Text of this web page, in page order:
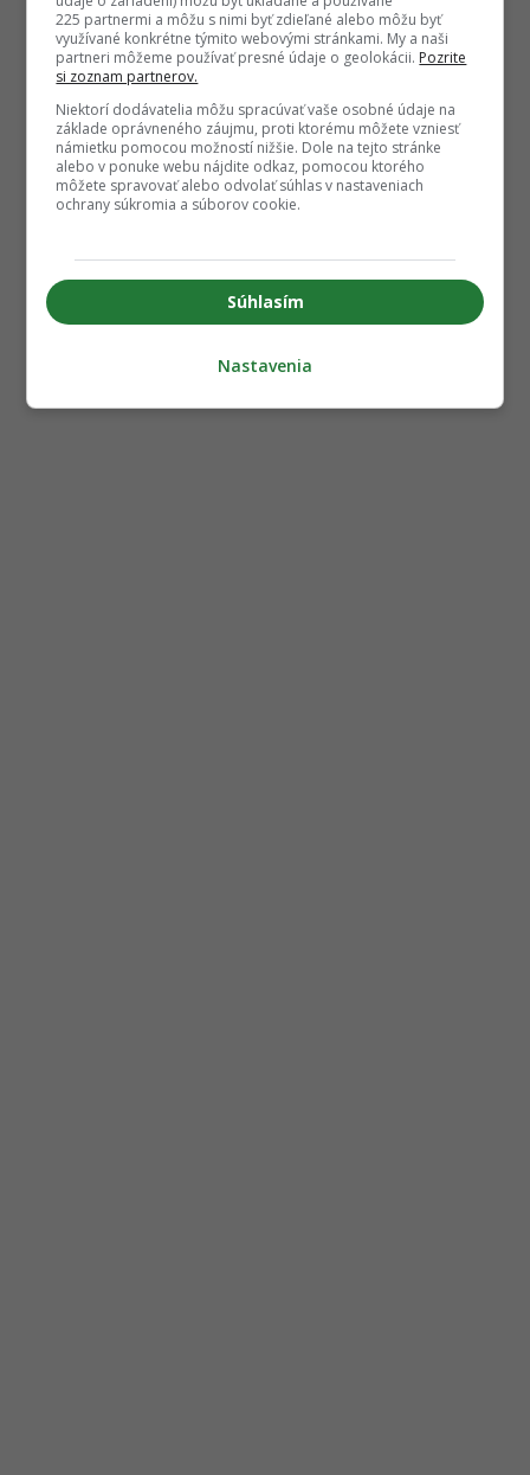
225 partnermi a môžu s nimi byť zdieľané alebo môžu byť
využívané konkrétne týmito webovými stránkami. My a naši
partneri môžeme používať presné údaje o geolokácii. Pozrite
si zoznam partnerov.
Niektorí dodávatelia môžu spracúvať vaše osobné údaje na
základe oprávneného záujmu, proti ktorému môžete vzniesť
námietku pomocou možností nižšie. Dole na tejto stránke
alebo v ponuke webu nájdite odkaz, pomocou ktorého
môžete spravovať alebo odvolať súhlas v nastaveniach
ochrany súkromia a súborov cookie.
Súhlasím
Nastavenia